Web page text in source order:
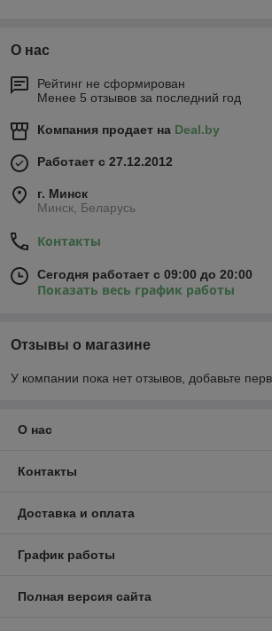
О нас
Рейтинг не сформирован
Менее 5 отзывов за последний год
Компания продает на Deal.by
Работает с 27.12.2012
г. Минск
Минск, Беларусь
Контакты
Сегодня работает с 09:00 до 20:00
Показать весь график работы
Отзывы о магазине
У компании пока нет отзывов, добавьте
О нас
Контакты
Доставка и оплата
График работы
Полная версия сайта